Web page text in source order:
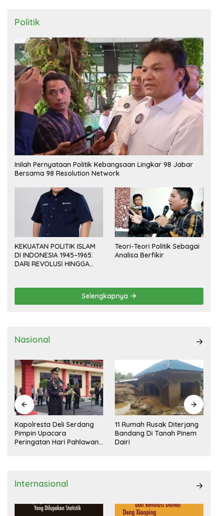
Politik
Inilah Pernyataan Politik Kebangsaan Lingkar 98 Jabar
Bersama 98 Resolution Network
KEKUATAN POLITIK ISLAM
DI INDONESIA 1945–1965:
DARI REVOLUSI HINGGA
Teori-Teori Politik Sebagai
Analisa Berfikir
Selengkapnya
Nasional
Kapolresta Deli Serdang
Pimpin Upacara
Peringatan Hari Pahlawan
11 Rumah Rusak Diterjang
Bandang Di Tanah Pinem
Dairi
Internasional